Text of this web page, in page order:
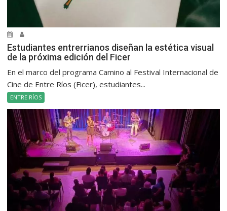
Estudiantes entrerrianos diseñan la estética visual
de la próxima edición del Ficer
En el marco del programa Camino al Festival Internacional de
Cine de Entre Ríos (Ficer), estudiantes...
ENTRE RÍOS